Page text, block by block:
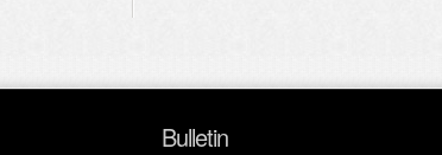
Bulletin